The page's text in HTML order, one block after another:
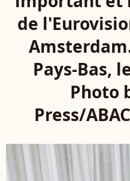
de
Pays-Bas,
Photo
Press/